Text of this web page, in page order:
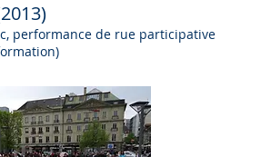
performance de rue participative